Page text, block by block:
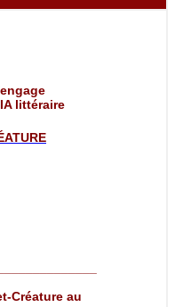
littéraire
Créature au